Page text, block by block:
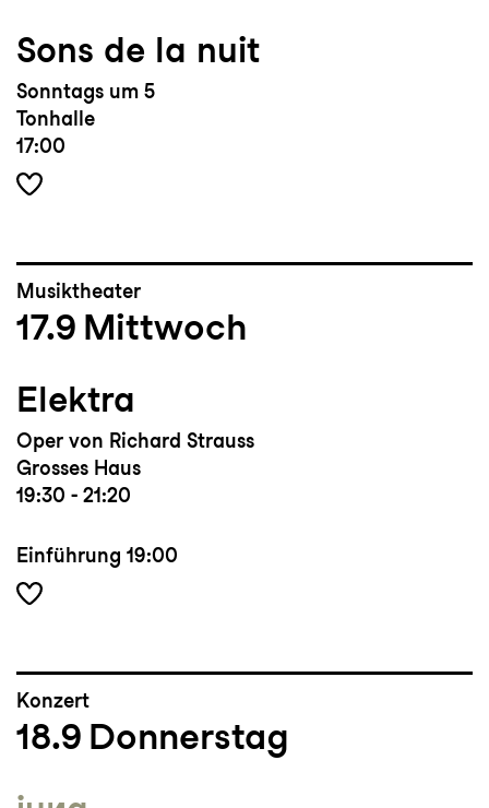
Sons de la nuit
Sonntags um 5
Tonhalle
17:00
Musiktheater
17.9 Mittwoch
Elektra
Oper von Richard Strauss
Grosses Haus
19:30 - 21:20
Einführung 19:00
Konzert
18.9 Donnerstag